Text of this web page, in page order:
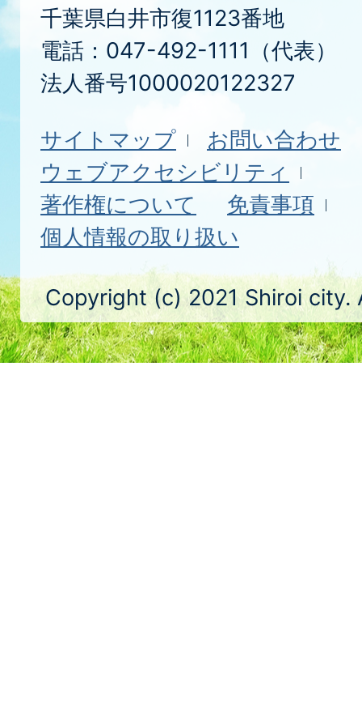
千葉県白井市復1123番地
電話：047-492-1111（代表）
法人番号1000020122327
サイトマップ
お問い合わせ
ウェブアクセシビリティ
著作権について
免責事項
個人情報の取り扱い
Copyright (c) 2021 Shiroi city.